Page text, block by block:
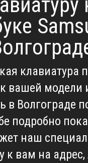
клавиатура
вашей модели
в Волгограде
подробно
наш
к вам на адрес,